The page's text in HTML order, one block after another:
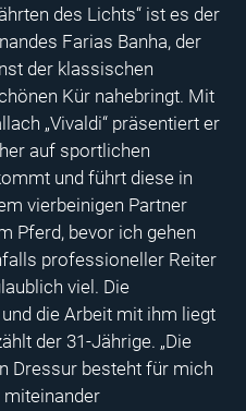
des Lichts“ ist es der
Farias Banha, der
der klassischen
Kür nahebringt. Mit
„Vivaldi“ präsentiert er
auf sportlichen
und führt diese in
vierbeinigen Partner
Pferd, bevor ich gehen
professioneller Reiter
viel. Die
die Arbeit mit ihm liegt
der 31-Jährige. „Die
Dressur besteht für mich
miteinander